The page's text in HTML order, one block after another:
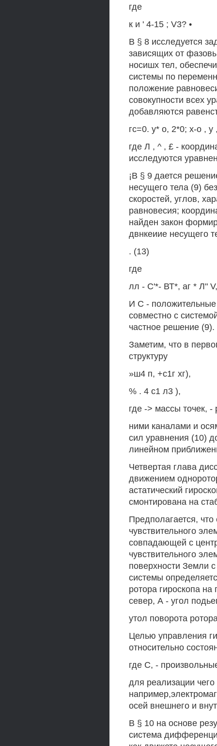
где
к и ' 4-15 ; V3? •
В § 8 исследуется
зависящих от
носишх тел,
системы по
положение
совокупности всех
добавляются
гс=0. у* о, 2*0; х-о , у
где Л , ^ , £ -
исследуются
¡В § 9 дается
несущего тела (9)
скоростей, углов,
равновесия;
найден закон
двнкеиие несущего
. (13)
где
лл - С'*- ВТ*, аг * Л"
И С -
совместно с
частное решение (9).
Заметим, что в
структуру
»ш4 п, +с1г хг),
% . 4 с1 л3 ),
где -> массы точек,
ними каналами и
сил уравнения (10)
линейном
Четвертая глава
движением
астатический
смонтирована на
Предполагается,
чувствительного
совпадающей с
чувствительного
поверхности Земли
системы
ротора гироскопа
север, А - угол
утол поворота
Целью управления
относительно
где С, -
для реализации
осей внешнего и
В § 10 на основе
система